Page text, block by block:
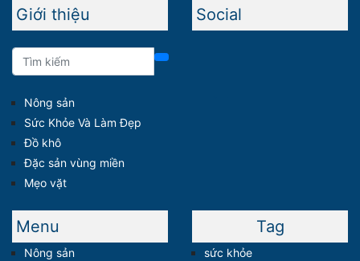
Giới thiệu
Nông sản
Sức Khỏe Và Làm Đẹp
Đồ khô
Đặc sản vùng miền
Mẹo vặt
Social
Menu
Nông sản
Tag
sức khỏe